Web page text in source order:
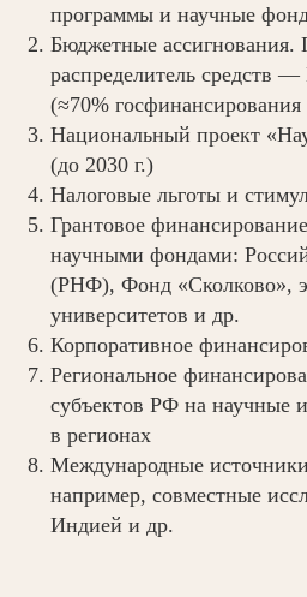
программы и научные
Бюджетные ассигнования.
распределитель средств
(≈70% госфинансирования
Национальный проект
(до 2030 г.)
Налоговые льготы и
Грантовое
научными фондами:
(РНФ), Фонд «Сколково»,
университетов и др.
Корпоративное
Региональное
субъектов РФ на научные
в регионах
Международные
например, совместные
Индией и др.